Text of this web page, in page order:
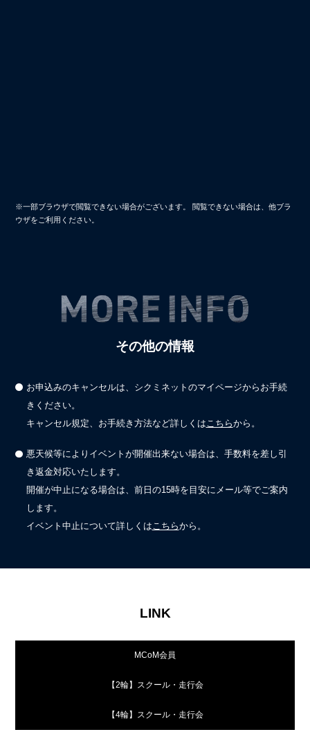
※一部ブラウザで閲覧できない場合がございます。 閲覧できない場合は、他ブラ
ウザをご利用ください。
その他の情報
お申込みのキャンセルは、シクミネットのマイページからお手続
きください。
キャンセル規定、お手続き方法など詳しくは こちらから。
悪天候等によりイベントが開催出来ない場合は、手数料を差し引
き返金対応いたします。
開催が中止になる場合は、前日の15時を目安にメール等でご案内
します。
イベント中止について詳しくは こちらから。
LINK
MCoM会員
【2輪】スクール・走行会
【4輪】スクール・走行会